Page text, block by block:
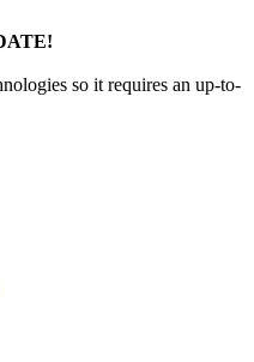
so it requires an up-to-